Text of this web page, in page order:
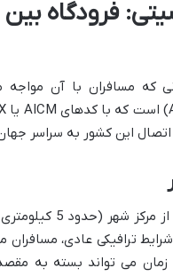
فرودگاه بین
که مسافران با آن مواجه
این کشور به سراسر
فرودگاه
زمان می تواند بسته به